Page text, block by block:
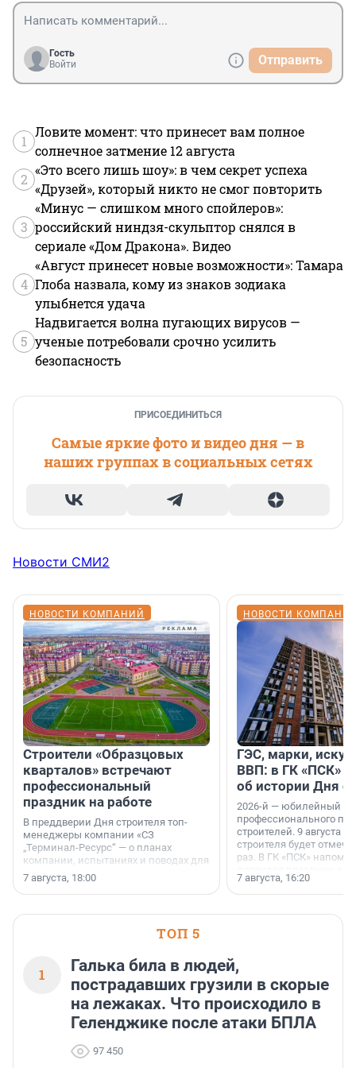
Гость
Войти
Отправить
1
Ловите момент: что принесет вам полное
солнечное затмение 12 августа
2
«Это всего лишь шоу»: в чем секрет успеха
«Друзей», который никто не смог повторить
3
«Минус — слишком много спойлеров»:
российский ниндзя-скульптор снялся в
сериале «Дом Дракона». Видео
4
«Август принесет новые возможности»: Тамара
Глоба назвала, кому из знаков зодиака
улыбнется удача
5
Надвигается волна пугающих вирусов —
ученые потребовали срочно усилить
безопасность
ПРИСОЕДИНИТЬСЯ
Самые яркие фото и видео дня — в
наших группах в социальных сетях
Новости СМИ2
НОВОСТИ КОМПАНИЙ
Строители «Образцовых
кварталов» встречают
профессиональный
праздник на работе
В преддверии Дня строителя топ-
менеджеры компании «СЗ
„Терминал-Ресурс“ — о планах
компании, испытаниях и поводах для
осторожного оптимизма.
7 августа, 18:00
НОВОСТИ
ГЭС, марки,
ВВП: в ГК «ПСК»
об истории Дня
2026-й — юбилейный
профессионального
строителей. 9 августа
строителя будет
раз. В ГК «ПСК»
поменялась роль
7 августа, 16:20
ТОП 5
1
Галька била в людей,
пострадавших грузили в скорые
на лежаках. Что происходило в
Геленджике после атаки БПЛА
97 450